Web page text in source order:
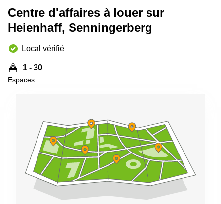
d’affaires
Sandweiler
Centre d'affaires à louer sur
Heienhaff, Senningerberg
Local vérifié
1 - 30
Espaces